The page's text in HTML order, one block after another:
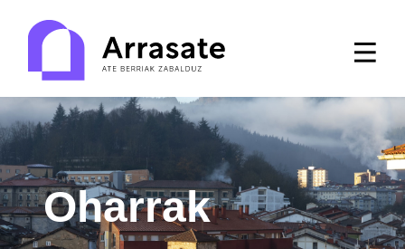
Oharrak